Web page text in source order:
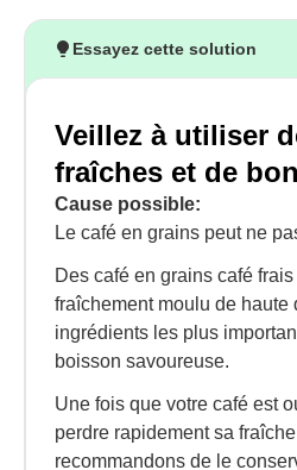
Essayez cette solution
Veillez à utiliser
fraîches et de
Cause possible:
Le café en grains peut ne
Des café en grains café
fraîchement moulu de haute
ingrédients les plus
boisson savoureuse.
Une fois que votre café est
perdre rapidement sa
recommandons de le